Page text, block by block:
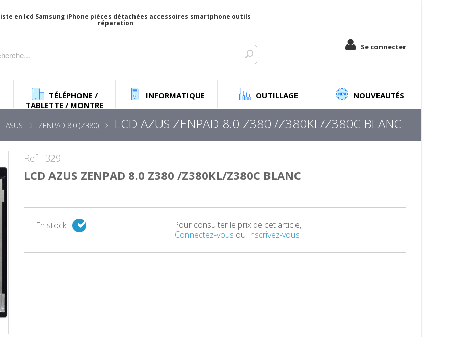
en lcd Samsung iPhone pièces détachées accessoires smartphone outils
réparation
Se connecter
TÉLÉPHONE /
TABLETTE / MONTRE
INFORMATIQUE OUTILLAGE NOUVEAUTÉS
ASUS ZENPAD 8.0 (Z380) LCD AZUS ZENPAD 8.0 Z380 /Z380KL/Z380C BLANC
Ref. I329
LCD AZUS ZENPAD 8.0 Z380 /Z380KL/Z380C BLANC
En stock
Pour consulter le prix de cet article,
Connectez-vous ou Inscrivez-vous